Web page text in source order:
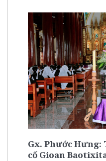
Gx. Phước Hưng:
cố Gioan